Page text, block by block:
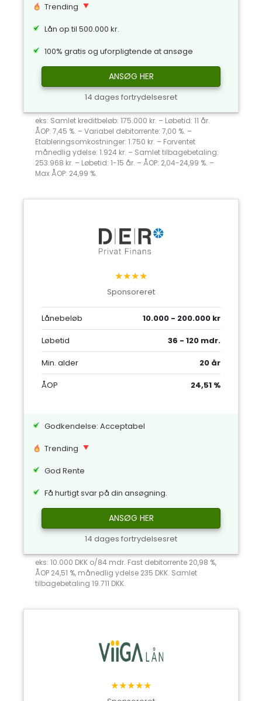
Trending
Lån op til 500.000 kr.
100% gratis og uforpligtende at ansøge
ANSØG HER
14 dages fortrydelsesret
eks: Samlet kreditbeløb: 175.000 kr. – Løbetid: 11 år.
ÅOP: 7,45 %. – Variabel debitorrente: 7,00 %. –
Etableringsomkostninger: 1.750 kr. – Forventet
månedlig ydelse: 1.924 kr. – Samlet tilbagebetaling:
253.968 kr. – Løbetid: 1-15 år. – ÅOP: 2,04-24,99 %. –
Max ÅOP: 24,99 %.
★★★★
Sponsoreret
Lånebeløb
10.000 - 200.000 kr
Løbetid
36 - 120 mdr.
Min. alder
20 år
ÅOP
24,51 %
Godkendelse: Acceptabel
Trending
God Rente
Få hurtigt svar på din ansøgning.
ANSØG HER
14 dages fortrydelsesret
eks: 10.000 DKK o/84 mdr. Fast debitorrente 20,98 %,
ÅOP 24,51 %, månedlig ydelse 235 DKK. Samlet
tilbagebetaling 19.711 DKK.
★★★★★